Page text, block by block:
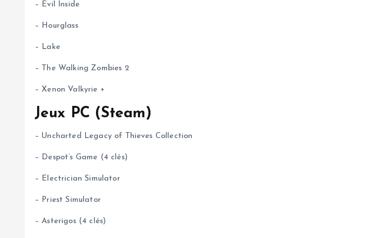
– Evil Inside
– Hourglass
– Lake
– The Walking Zombies 2
– Xenon Valkyrie +
Jeux PC (Steam)
– Uncharted Legacy of Thieves Collection
– Despot’s Game (4 clés)
– Electrician Simulator
– Priest Simulator
– Asterigos (4 clés)